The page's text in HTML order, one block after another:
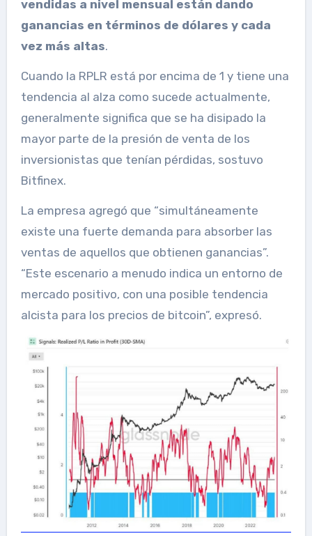
vendidas a nivel mensual están dando
ganancias en términos de dólares y cada
vez más altas.
Cuando la RPLR está por encima de 1 y tiene una
tendencia al alza como sucede actualmente,
generalmente significa que se ha disipado la
mayor parte de la presión de venta de los
inversionistas que tenían pérdidas, sostuvo
Bitfinex.
La empresa agregó que “simultáneamente
existe una fuerte demanda para absorber las
ventas de aquellos que obtienen ganancias”.
“Este escenario a menudo indica un entorno de
mercado positivo, con una posible tendencia
alcista para los precios de bitcoin”, expresó.